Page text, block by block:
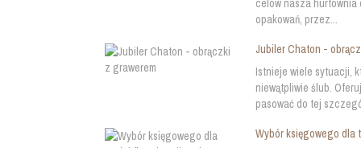
celów nasza hurtownia
opakowań, przez...
Jubiler Chaton -
Istnieje wiele sytuacji,
niewątpliwie ślub.
pasować do tej
Wybór księgowego dla